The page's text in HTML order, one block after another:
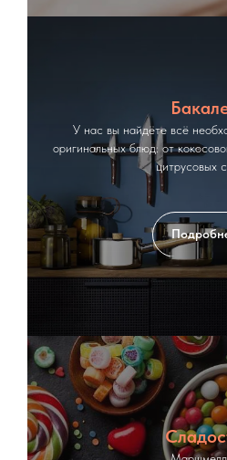
У нас вы найдёте всё
оригинальных блюд: от
цитрусовых